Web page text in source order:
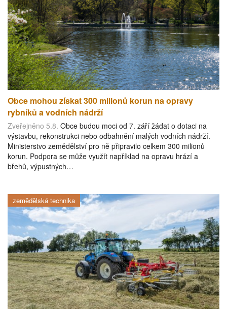
Obce mohou získat 300 milionů korun na opravy
rybníků a vodních nádrží
Zveřejněno 5.8. Obce budou moci od 7. září žádat o dotaci na
výstavbu, rekonstrukci nebo odbahnění malých vodních nádrží.
Ministerstvo zemědělství pro ně připravilo celkem 300 milionů
korun. Podpora se může využít například na opravu hrází a
břehů, výpustných…
zemědělská technika